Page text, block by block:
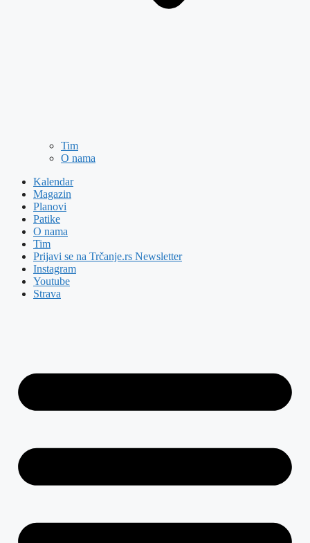
Tim
O nama
Kalendar
Magazin
Planovi
Patike
O nama
Tim
Prijavi se na Trčanje.rs Newsletter
Instagram
Youtube
Strava